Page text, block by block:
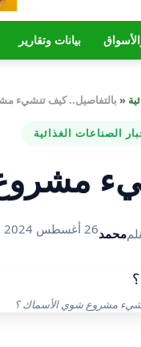
بيانات وتقارير
« بالتفاصيل.. كيف تنشيء
الصناعات الغذائية
محمد26 أغسطس 2024
مشروع شوي الأسماك ؟